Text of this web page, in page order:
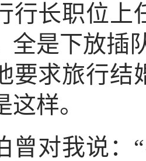
行长职位上
全是下放插
要求旅行结
这样。
曾对我说：